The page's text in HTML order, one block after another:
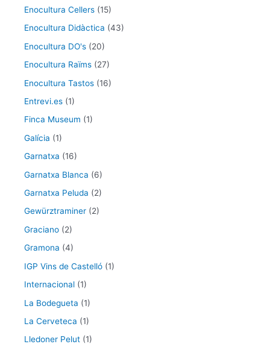
Enocultura Cellers (15)
Enocultura Didàctica (43)
Enocultura DO's (20)
Enocultura Raïms (27)
Enocultura Tastos (16)
Entrevi.es (1)
Finca Museum (1)
Galícia (1)
Garnatxa (16)
Garnatxa Blanca (6)
Garnatxa Peluda (2)
Gewürztraminer (2)
Graciano (2)
Gramona (4)
IGP Vins de Castelló (1)
Internacional (1)
La Bodegueta (1)
La Cerveteca (1)
Lledoner Pelut (1)